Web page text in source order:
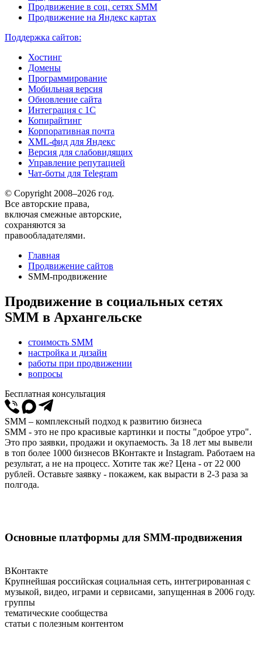
Продвижение в соц. сетях SMM
Продвижение на Яндекс картах
Поддержка сайтов:
Хостинг
Домены
Программирование
Мобильная версия
Обновление сайта
Интеграция с 1С
Копирайтинг
Корпоративная почта
XML-фид для Яндекс
Версия для слабовидящих
Управление репутацией
Чат-боты для Telegram
© Copyright 2008–2026 год.
Все авторские права,
включая смежные авторские,
сохраняются за
правообладателями.
Главная
Продвижение сайтов
SMM-продвижение
Продвижение в социальных сетях
SMM в Архангельске
стоимость SMM
настройка и дизайн
работы при продвижении
вопросы
Бесплатная консультация
SMM – комплексный подход к развитию бизнеса
SMM - это не про красивые картинки и посты "доброе утро".
Это про заявки, продажи и окупаемость. За 18 лет мы вывели
в топ более 1000 бизнесов ВКонтакте и Instagram. Работаем на
результат, а не на процесс. Хотите так же? Цена - от 22 000
рублей. Оставьте заявку - покажем, как вырасти в 2-3 раза за
полгода.
Основные платформы для SMM-продвижения
ВКонтакте
Крупнейшая российская социальная сеть, интегрированная с
музыкой, видео, играми и сервисами, запущенная в 2006 году.
группы
тематические сообщества
статьи с полезным контентом